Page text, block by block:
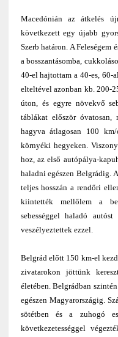
Macedónián az átkelés
következett egy újabb
Szerb határon. A
a bosszantásomba,
40-el hajtottam a 40-es, 60-
elteltével azonban kb. 200-
úton, és egyre növekvő
táblákat először
hagyva átlagosan 100
környéki hegyeken.
hoz, az első autópálya-
haladni egészen Belgrádig.
teljes hosszán a rendőri
kiintették mellőlem a
sebességgel haladó
veszélyeztettek ezzel.
Belgrád előtt 150 km-el
zivatarokon jöttünk
életében. Belgrádban
egészen Magyarországig.
sötétben és a zuhogó
következetességgel